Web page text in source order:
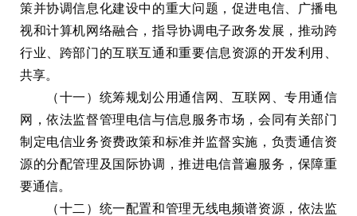
策并协调信息化建设中的重大问题，促进电信、广播电
视和计算机网络融合，指导协调电子政务发展，推动跨
行业、跨部门的互联互通和重要信息资源的开发利用、
共享。
（十一）统筹规划公用通信网、互联网、专用通信
网，依法监督管理电信与信息服务市场，会同有关部门
制定电信业务资费政策和标准并监督实施，负责通信资
源的分配管理及国际协调，推进电信普遍服务，保障重
要通信。
（十二）统一配置和管理无线电频谱资源，依法监